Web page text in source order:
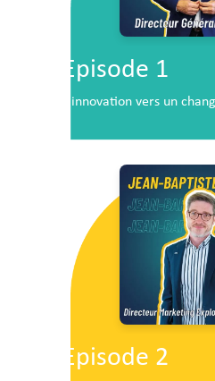
Episode 1
L’innovation vers un
Episode 2